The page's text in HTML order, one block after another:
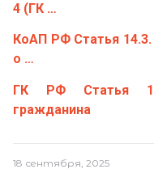
4 (ГК …
КоАП РФ Статья
о …
ГК РФ Статья
гражданина
18 сентября, 2025